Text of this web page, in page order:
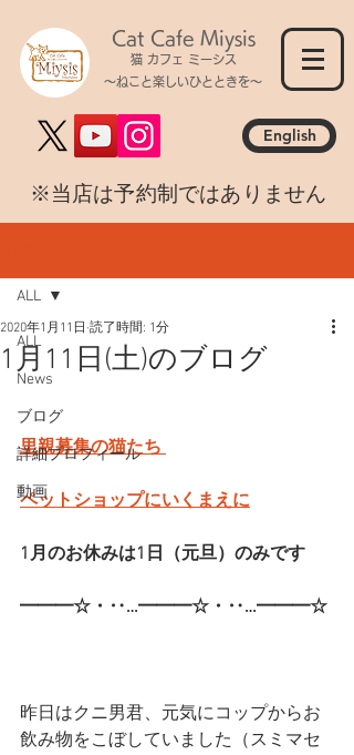
Cat Cafe Miysis
猫 カフェ ミーシス
～ねこと楽しいひとときを～
English
​※当店は予約制ではありません
ALL
News
ブログ
詳細プロフィール
動画
ALL
1月11日(土)のブログ
2020年1月11日 読了時間: 1分
里親募集の猫たち
ペットショップにいくまえに
1月のお休みは1日（元旦）のみです
━━━☆・‥…━━━☆・‥…━━━☆
昨日はクニ男君、元気にコップからお
飲み物をこぼしていました（スミマセ